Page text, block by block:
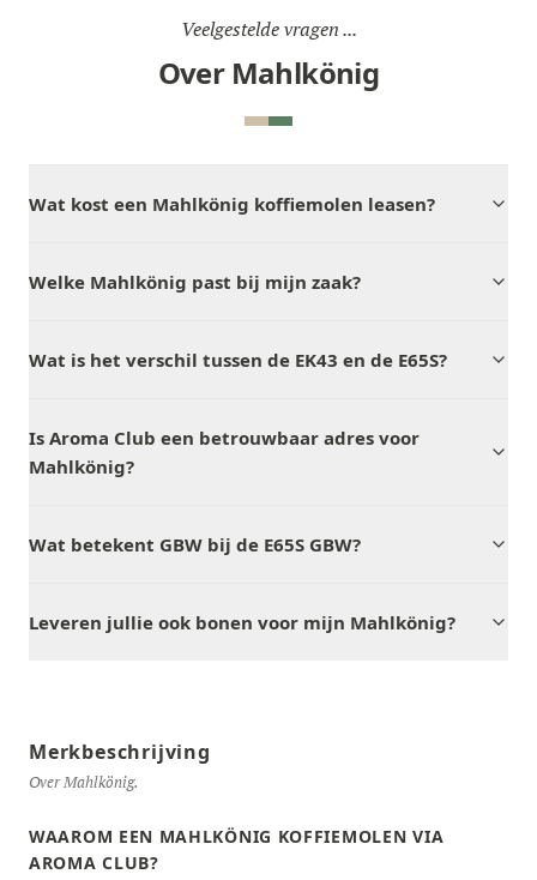
Veelgestelde vragen ...
Over Mahlkönig
Wat kost een Mahlkönig koffiemolen leasen?
Welke Mahlkönig past bij mijn zaak?
Wat is het verschil tussen de EK43 en de E65S?
Is Aroma Club een betrouwbaar adres voor
Mahlkönig?
Wat betekent GBW bij de E65S GBW?
Leveren jullie ook bonen voor mijn Mahlkönig?
Merkbeschrijving
Over Mahlkönig.
WAAROM EEN MAHLKÖNIG KOFFIEMOLEN VIA
AROMA CLUB?